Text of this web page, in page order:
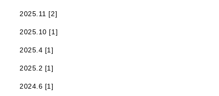
2025.11 [2]
2025.10 [1]
2025.4 [1]
2025.2 [1]
2024.6 [1]